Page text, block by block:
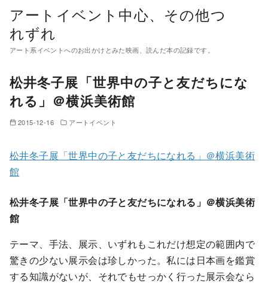
アートイベント中心、その他つ
れずれ
アート系イベントへのお出かけとみた映画、読んだ本の記録です。
松井冬子展「世界中の子と友だちにな
れる」＠横浜美術館
2015-12-16 アートイベント
松井冬子展「世界中の子と友だちになれる」＠横浜美術
館
松井冬子展「世界中の子と友だちになれる」＠横浜美術
館
テーマ、手法、展示、いずれもこれだけ想定の範囲内で
驚きの少ない展示会は珍しかった。私には日本画を鑑賞
する知識がないが、それでもせっかく行った展示会なら